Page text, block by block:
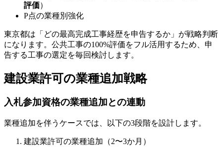
評価）
P点の業種別強化
東京都は「どの最高完成工事経歴を申告するか」が戦略判断
になります。公共工事の100%評価をフル活用するため、申
告する工事の選定を毎回検討します。
建設業許可の業種追加戦略
入札参加資格の業種追加との連動
業種追加を伴うケースでは、以下の3段階を設計します。
建設業許可の業種追加（2〜3か月）